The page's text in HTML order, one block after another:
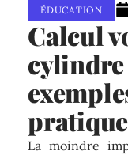
ÉDUCATION
Calcul
La moindre